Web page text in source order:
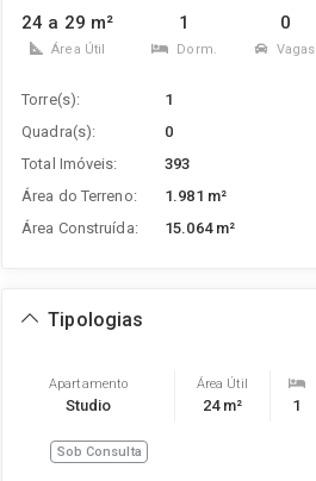
24 a 29 m²
Área Útil
1
Dorm.
0
Vagas
Torre(s):
1
Quadra(s):
0
Total Imóveis:
393
Área do Terreno:
1.981 m²
Área Construída:
15.064 m²
Tipologias
Apartamento
Studio
Área Útil
24 m² 1
Sob Consulta